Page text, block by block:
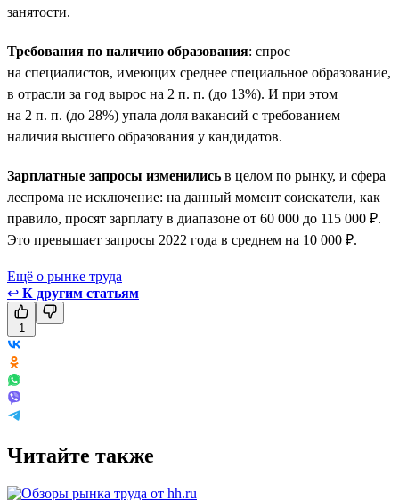
занятости.
Требования по наличию образования: спрос
на специалистов, имеющих среднее специальное образование,
в отрасли за год вырос на 2 п. п. (до 13%). И при этом
на 2 п. п. (до 28%) упала доля вакансий с требованием
наличия высшего образования у кандидатов.
Зарплатные запросы изменились в целом по рынку, и сфера
леспрома не исключение: на данный момент соискатели, как
правило, просят зарплату в диапазоне от 60 000 до 115 000 ₽.
Это превышает запросы 2022 года в среднем на 10 000 ₽.
Ещё о рынке труда
↩ К другим статьям
1
Читайте также